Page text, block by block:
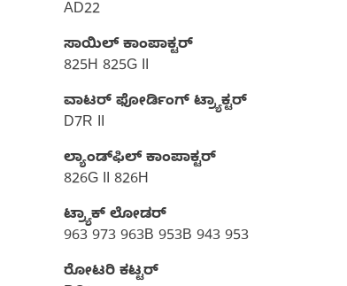
AD22
ಸಾಯಿಲ್ ಕಾಂಪಾಕ್ಟರ್
825H 825G II
ವಾಟರ್ ಫೋರ್ಡಿಂಗ್ ಟ್ರ್ಯಾಕ್ಟರ್‌
D7R II
ಲ್ಯಾಂಡ್‌ಫಿಲ್‌ ಕಾಂಪಾಕ್ಟರ್
826G II 826H
ಟ್ರ್ಯಾಕ್ ಲೋಡರ್
963 973 963B 953B 943 953
ರೋಟರಿ ಕಟ್ಟರ್